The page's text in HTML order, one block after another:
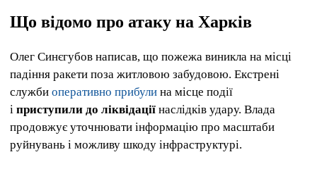
Що відомо про атаку на Харків
Олег Синєгубов написав, що пожежа виникла на місці
падіння ракети поза житловою забудовою. Екстрені
служби оперативно прибули на місце події
і приступили до ліквідації наслідків удару. Влада
продовжує уточнювати інформацію про масштаби
руйнувань і можливу шкоду інфраструктурі.